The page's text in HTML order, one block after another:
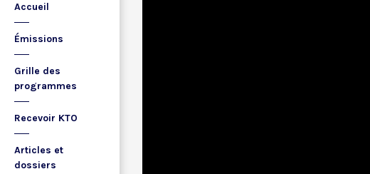
Accueil
Émissions
Grille des
programmes
Recevoir KTO
Articles et
dossiers